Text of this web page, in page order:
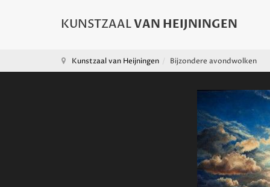
Kunstzaal van Heijningen Bijzondere avondwolken